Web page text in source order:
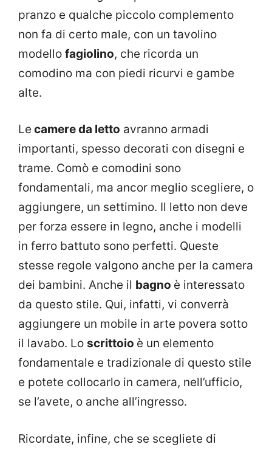
pranzo e qualche piccolo complemento
non fa di certo male, con un tavolino
modello fagiolino, che ricorda un
comodino ma con piedi ricurvi e gambe
alte.
Le camere da letto avranno armadi
importanti, spesso decorati con disegni e
trame. Comò e comodini sono
fondamentali, ma ancor meglio scegliere, o
aggiungere, un settimino. Il letto non deve
per forza essere in legno, anche i modelli
in ferro battuto sono perfetti. Queste
stesse regole valgono anche per la camera
dei bambini. Anche il bagno è interessato
da questo stile. Qui, infatti, vi converrà
aggiungere un mobile in arte povera sotto
il lavabo. Lo scrittoio è un elemento
fondamentale e tradizionale di questo stile
e potete collocarlo in camera, nell’ufficio,
se l’avete, o anche all’ingresso.
Ricordate, infine, che se scegliete di